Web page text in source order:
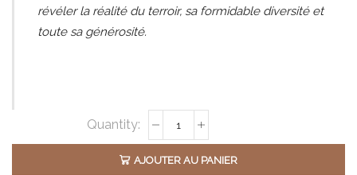
révéler la réalité du terroir, sa formidable diversité et
toute sa générosité.
AJOUTER AU PANIER
Alternative: